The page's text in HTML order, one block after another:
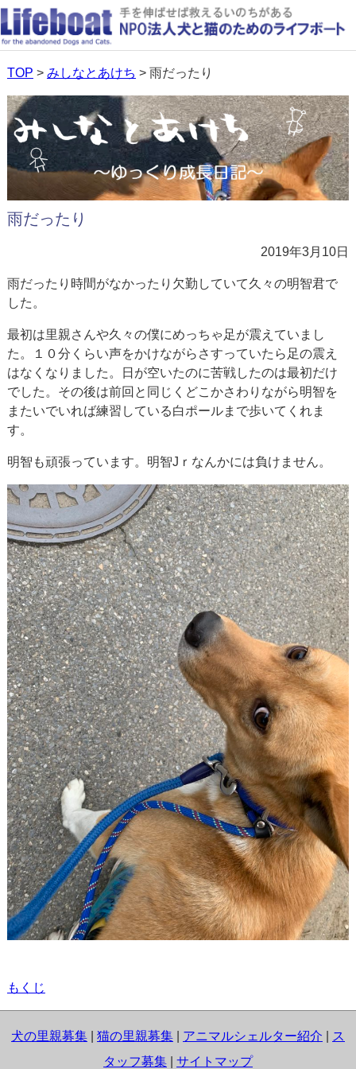
TOP > みしなとあけち > 雨だったり
雨だったり
2019年3月10日
雨だったり時間がなかったり欠勤していて久々の明智君で
した。
最初は里親さんや久々の僕にめっちゃ足が震えていまし
た。１０分くらい声をかけながらさすっていたら足の震え
はなくなりました。日が空いたのに苦戦したのは最初だけ
でした。その後は前回と同じくどこかさわりながら明智を
またいでいれば練習している白ポールまで歩いてくれま
す。
明智も頑張っています。明智Jｒなんかには負けません。
もくじ
犬の里親募集 猫の里親募集 アニマルシェルター紹介
ス
タッフ募集
サイトマップ